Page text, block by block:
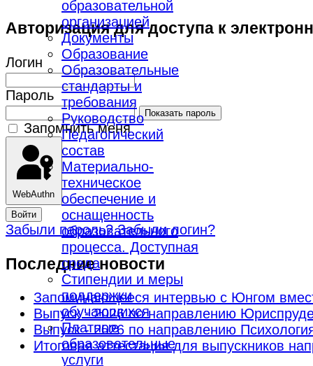
образовательной
организацией
Документы
Образование
Образовательные
стандарты и
требования
Руководство
Педагогический
состав
Материально-
техническое
обеспечение и
оснащенность
образовательного
процесса. Доступная
среда
Стипендии и меры
поддержки
обучающихся
Платные
образовательные
услуги
Авторизация для доступа к
Логин
Пароль
Показать пароль
Запомнить меня
WebAuthn
Войти
Забыли пароль?Забыли логин?
Последние новости
Запоминающееся интервью с Юнгом
Выпуск - 2026 по направлению
Выпуск - 2026 по направлению
Итоговая аттестация для выпускников